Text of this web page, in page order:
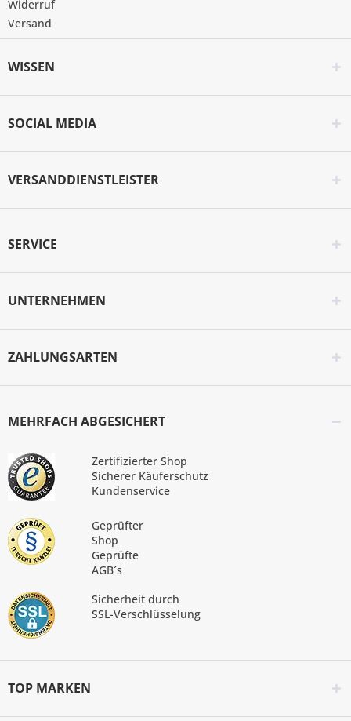
Widerruf
Versand
WISSEN
SOCIAL MEDIA
VERSANDDIENSTLEISTER
SERVICE
UNTERNEHMEN
ZAHLUNGSARTEN
MEHRFACH ABGESICHERT
Zertifizierter Shop
Sicherer Käuferschutz
Kundenservice
Geprüfter
Shop
Geprüfte
AGB´s
Sicherheit durch
SSL-Verschlüsselung
TOP MARKEN